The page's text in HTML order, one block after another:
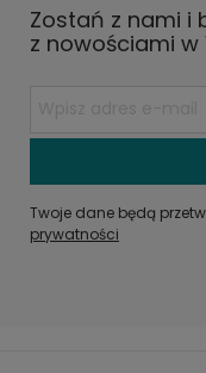
Zostań z nami i
z nowościami w
Twoje dane będą
prywatności